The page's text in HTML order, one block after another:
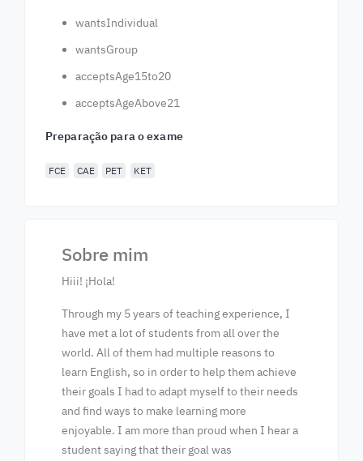
wantsIndividual
wantsGroup
acceptsAge15to20
acceptsAgeAbove21
Preparação para o exame
FCE CAE PET KET
Sobre mim
Hiii! ¡Hola!
Through my 5 years of teaching experience, I
have met a lot of students from all over the
world. All of them had multiple reasons to
learn English, so in order to help them achieve
their goals I had to adapt myself to their needs
and find ways to make learning more
enjoyable. I am more than proud when I hear a
student saying that their goal was